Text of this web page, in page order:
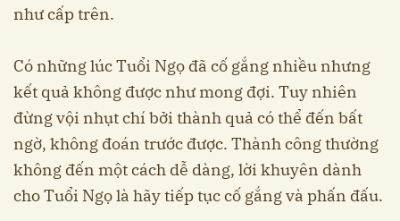
như cấp trên.
Có những lúc Tuổi Ngọ đã cố gắng nhiều nhưng
kết quả không được như mong đợi. Tuy nhiên
đừng vội nhụt chí bởi thành quả có thể đến bất
ngờ, không đoán trước được. Thành công thường
không đến một cách dễ dàng, lời khuyên dành
cho Tuổi Ngọ là hãy tiếp tục cố gắng và phấn đấu.